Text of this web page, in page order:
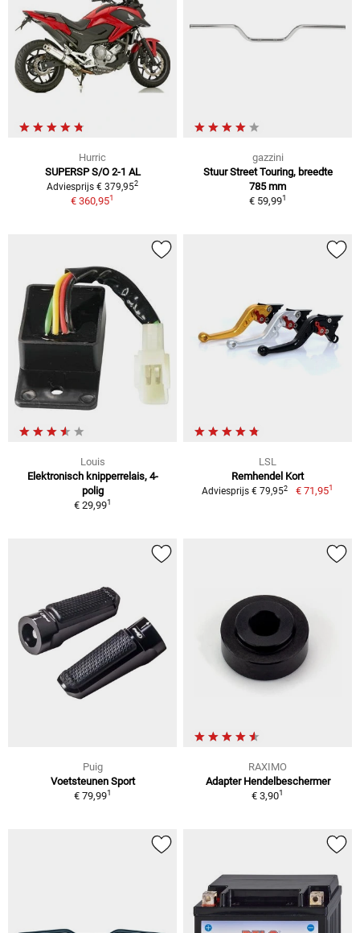
Hurric
SUPERSP S/O 2-1 AL
Adviesprijs € 379,952
€ 360,951
gazzini
Stuur Street Touring, breedte
785 mm
€ 59,991
Louis
Elektronisch knipperrelais, 4-
polig
€ 29,991
LSL
Remhendel Kort
Adviesprijs € 79,952 € 71,951
Puig
Voetsteunen Sport
€ 79,991
RAXIMO
Adapter Hendelbeschermer
€ 3,901